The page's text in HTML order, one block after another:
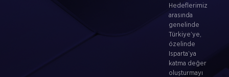
Hedeflerimiz
arasında
genelinde
Türkiye’ye,
özelinde
Isparta’ya
katma değer
oluşturmayı